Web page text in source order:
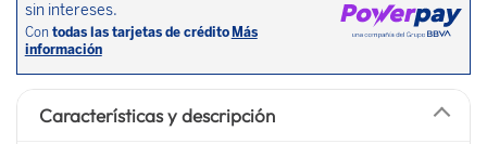
Características y descripción